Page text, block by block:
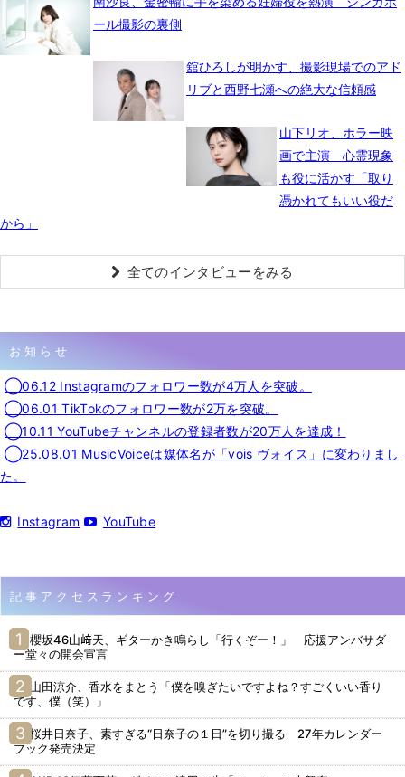
ール撮影の裏側
舘ひろしが明かす、撮影現場でのアド
リブと西野七瀬への絶大な信頼感
山下リオ、ホラー映
画で主演 心霊現象
も役に活かす「取り
憑かれてもいい役だ
から」
全てのインタビューをみる
お知らせ
◯06.12 Instagramのフォロワー数が4万人を突破。
◯06.01 TikTokのフォロワー数が2万を突破。
◯10.11 YouTubeチャンネルの登録者数が20万人を達成！
◯25.08.01 MusicVoiceは媒体名が「vois ヴォイス」に変わりまし
た。
Instagram YouTube
記事アクセスランキング
櫻坂46山﨑天、ギターかき鳴らし「行くぞー！」 応援アンバサダ
ー堂々の開会宣言
山田涼介、香水をまとう「僕を嗅ぎたいですよね？すごくいい香り
です、僕（笑）」
桜井日奈子、素すぎる“日奈子の１日”を切り撮る 27年カレンダー
ブック発売決定